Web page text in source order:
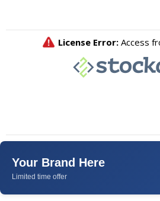
Your Brand Here
Limited time offer